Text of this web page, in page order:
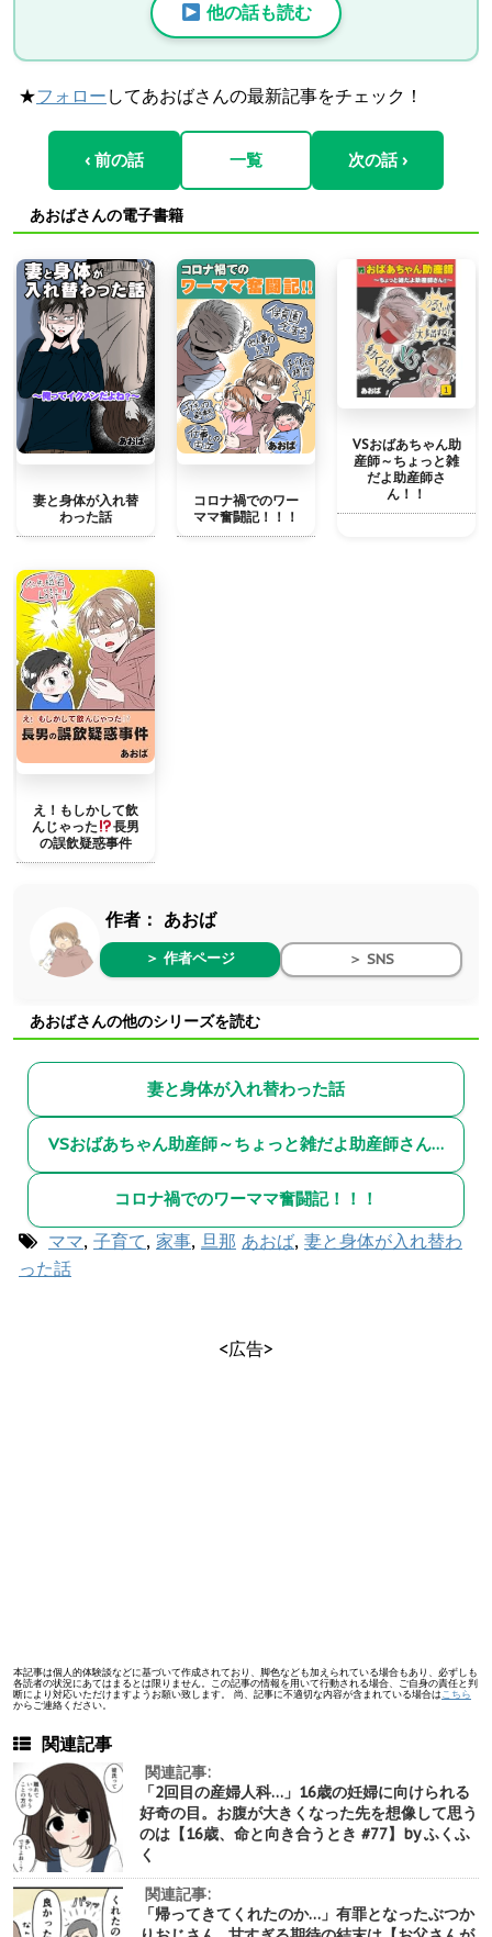
他の話も読む
★フォロー してあおばさんの最新記事をチェック！
‹ 前の話 一覧 次の話 ›
あおばさんの電子書籍
妻と身体が入れ替
わった話
コロナ禍でのワー
ママ奮闘記！！！
VSおばあちゃん助
産師～ちょっと雑
だよ助産師さ
ん！！
え！もしかして飲
んじゃった
長男
の誤飲疑惑事件
作者： あおば
＞ 作者ページ ＞ SNS
あおばさんの他のシリーズを読む
妻と身体が入れ替わった話
VSおばあちゃん助産師～ちょっと雑だよ助産師さん！！～総集編～
コロナ禍でのワーママ奮闘記！！！
ママ, 子育て, 家事, 旦那 あおば, 妻と身体が入れ替わ
った話
<広告>
本記事は個人的体験談などに基づいて作成されており、脚色なども加えられている場合もあり、必ずしも
各読者の状況にあてはまるとは限りません。この記事の情報を用いて行動される場合、ご自身の責任と判
断により対応いただけますようお願い致します。 尚、記事に不適切な内容が含まれている場合は こちら
からご連絡ください。
関連記事
関連記事:
「2回目の産婦人科…」16歳の妊婦に向けられる
好奇の目。お腹が大きくなった先を想像して思う
のは【16歳、命と向き合うとき #77】by ふくふ
く
関連記事:
「帰ってきてくれたのか…」有罪となったぶつか